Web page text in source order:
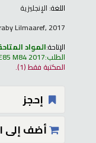
اللغة: الإنجليزية
Lilmaaref, 2017
الإتاحة:المواد
الطلب:M84 2017, ..
المكتبة فقط(1).
إحجز
أضف إلى